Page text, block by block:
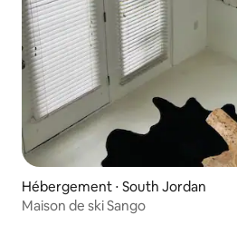
Hébergement ⋅ South Jordan
Maison de ski Sango